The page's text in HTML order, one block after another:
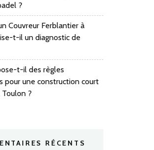
?
Couvreur Ferblantier à
t-il un diagnostic de
t-il des règles
pour une construction court
?
RÉCENTS